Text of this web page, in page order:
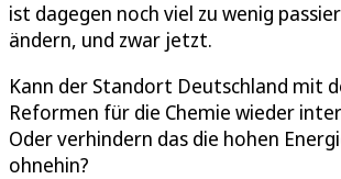
ist dagegen noch viel zu wenig
ändern, und zwar jetzt.
Kann der Standort Deutschland mit
Reformen für die Chemie wieder
Oder verhindern das die hohen
ohnehin?